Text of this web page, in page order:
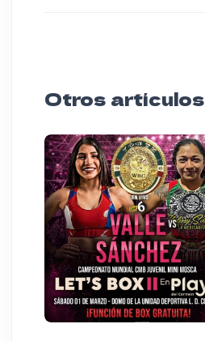
Otros artículos